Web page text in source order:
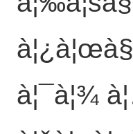
à¦¯à¦¾